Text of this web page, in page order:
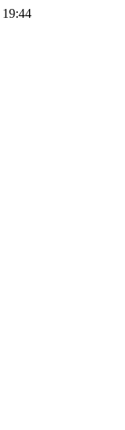
19:44